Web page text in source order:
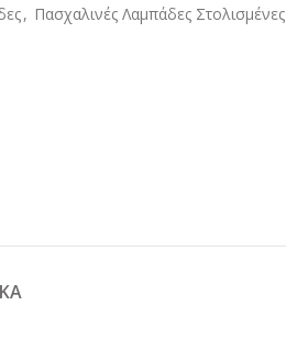
, Πασχαλινές Λαμπάδες Στολισμένες